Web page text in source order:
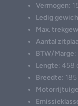
Vermogen:
Ledig
Max.
Aantal
BTW/Marge:
Lengte: 458
Breedte: